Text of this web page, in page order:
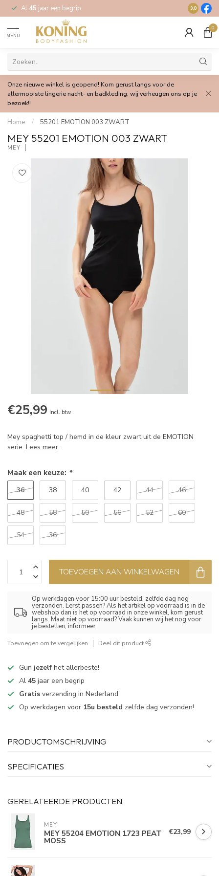
Al 45 jaar een begrip Gratis
9.0
MENU
0
Onze nieuwe winkel is geopend! Kom gerust langs voor de
allermooiste lingerie nacht- en badkleding, wij verheugen ons op je
bezoek!!
Home / 55201 EMOTION 003 ZWART
MEY 55201 EMOTION 003 ZWART
MEY
€25,99 Incl. btw
Mey spaghetti top / hemd in de kleur zwart uit de EMOTION
serie. Lees meer.
Maak een keuze: *
36 38 40 42 44 46
48 58 50 56 52 60
54 36
TOEVOEGEN AAN WINKELWAGEN
Op werkdagen voor 15:00 uur besteld, zelfde dag nog
verzonden. Eerst passen? Als het artikel op voorraad is in de
webshop dan is het op voorraad in onze winkel, kom gerust
langs. Maat niet op voorraad? Vaak kunnen wij het nog voor
je bestellen, informeer
Toevoegen om te vergelijken Deel dit product
Gun jezelf het allerbeste!
Al 45 jaar een begrip
Gratis verzending in Nederland
Op werkdagen voor 15u besteld zelfde dag verzonden!
PRODUCTOMSCHRIJVING
SPECIFICATIES
GERELATEERDE PRODUCTEN
MEY
MEY 55204 EMOTION 1723 PEAT
MOSS
€23,99